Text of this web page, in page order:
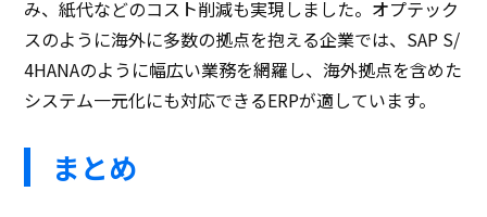
み、紙代などのコスト削減も実現しました。オプテック
スのように海外に多数の拠点を抱える企業では、SAP S/
4HANAのように幅広い業務を網羅し、海外拠点を含めた
システム一元化にも対応できるERPが適しています。
まとめ